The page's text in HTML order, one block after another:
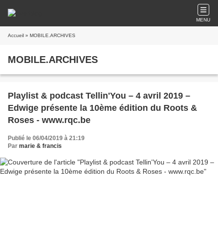
MENU
Accueil » MOBILE.ARCHIVES
MOBILE.ARCHIVES
Playlist & podcast Tellin'You – 4 avril 2019 –
Edwige présente la 10ème édition du Roots &
Roses - www.rqc.be
Publié le 06/04/2019 à 21:19
Par marie & francis